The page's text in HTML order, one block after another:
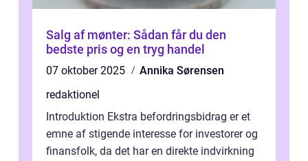
Salg af mønter: Sådan får du den
bedste pris og en tryg handel
07 oktober 2025
Annika Sørensen
redaktionel
Introduktion Ekstra befordringsbidrag er et
emne af stigende interesse for investorer og
finansfolk, da det har en direkte indvirkning